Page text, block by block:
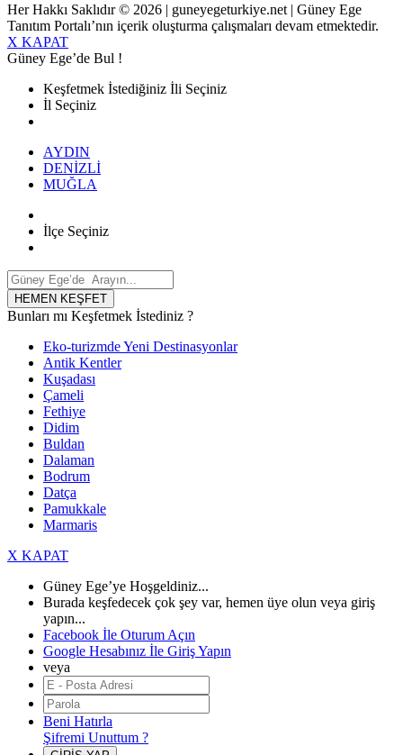
Her Hakkı Saklıdır © 2026 | guneyegeturkiye.net | Güney Ege
Tanıtım Portalı’nın içerik oluşturma çalışmaları devam etmektedir.
X KAPAT
Güney Ege’de Bul !
Keşfetmek İstediğiniz İli Seçiniz
İl Seçiniz
AYDIN
DENİZLİ
MUĞLA
İlçe Seçiniz
HEMEN KEŞFET
Bunları mı Keşfetmek İstediniz ?
Eko-turizmde Yeni Destinasyonlar
Antik Kentler
Kuşadası
Çameli
Fethiye
Didim
Buldan
Dalaman
Bodrum
Datça
Pamukkale
Marmaris
X KAPAT
Güney Ege’ye Hoşgeldiniz...
Burada keşfedecek çok şey var, hemen üye olun veya giriş
yapın...
Facebook İle Oturum Açın
Google Hesabınız İle Giriş Yapın
veya
Beni Hatırla
Şifremi Unuttum ?